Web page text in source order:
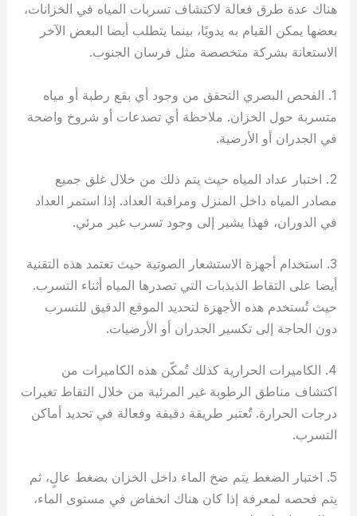
هناك عدة طرق فعالة لاكتشاف تسربات المياه في الخزانات،
بعضها يمكن القيام به يدويًا، بينما يتطلب أيضا البعض الآخر
الاستعانة بشركة متخصصة مثل فرسان الجنوب.
1. الفحص البصري التحقق من وجود أي بقع رطبة أو مياه
متسربة حول الخزان. ملاحظة أي تصدعات أو شروخ واضحة
في الجدران أو الأرضية.
2. اختبار عداد المياه حيث يتم ذلك من خلال غلق جميع
مصادر المياه داخل المنزل ومراقبة العداد. إذا استمر العداد
في الدوران، فهذا يشير إلى وجود تسرب غير مرئي.
3. استخدام أجهزة الاستشعار الصوتية حيث تعتمد هذه التقنية
أيضا على التقاط الذبذبات التي تصدرها المياه أثناء التسرب.
حيث تُستخدم هذه الأجهزة لتحديد الموقع الدقيق للتسرب
دون الحاجة إلى تكسير الجدران أو الأرضيات.
4. الكاميرات الحرارية كذلك تُمكّن هذه الكاميرات من
اكتشاف مناطق الرطوبة غير المرئية من خلال التقاط تغيرات
درجات الحرارة. تُعتبر طريقة دقيقة وفعالة في تحديد أماكن
التسرب.
5. اختبار الضغط يتم ضخ الماء داخل الخزان بضغط عالٍ، ثم
يتم فحصه لمعرفة إذا كان هناك انخفاض في مستوى الماء،